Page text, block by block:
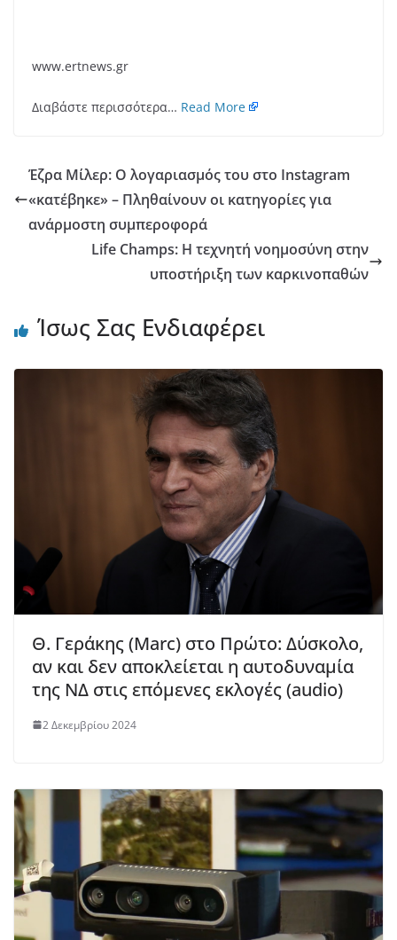
www.ertnews.gr
Διαβάστε περισσότερα… Read More
Έζρα Μίλερ: Ο λογαριασμός του στο Instagram
«κατέβηκε» – Πληθαίνουν οι κατηγορίες για
ανάρμοστη συμπεροφορά
Life Champs: Η τεχνητή νοημοσύνη στην
υποστήριξη των καρκινοπαθών
Ίσως Σας Ενδιαφέρει
Θ. Γεράκης (Marc) στο Πρώτο: Δύσκολο,
αν και δεν αποκλείεται η αυτοδυναμία
της ΝΔ στις επόμενες εκλογές (audio)
2 Δεκεμβρίου 2024